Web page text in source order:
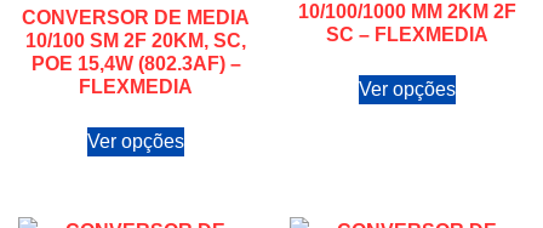
CONVERSOR DE MEDIA
10/100 SM 2F 20KM, SC,
POE 15,4W (802.3AF) –
FLEXMEDIA
Ver opções
10/100/1000 MM 2KM 2F
SC – FLEXMEDIA
Ver opções